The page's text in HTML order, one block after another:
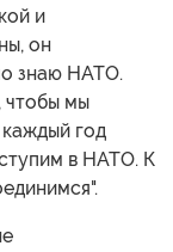
и
он
знаю НАТО.
чтобы мы
год
в НАТО. К